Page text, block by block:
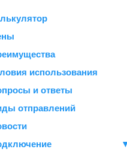
использования
и ответы
отправлений